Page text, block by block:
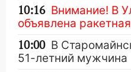
10:16 Внимание! В
объявлена
10:00 В
51-летний мужчина